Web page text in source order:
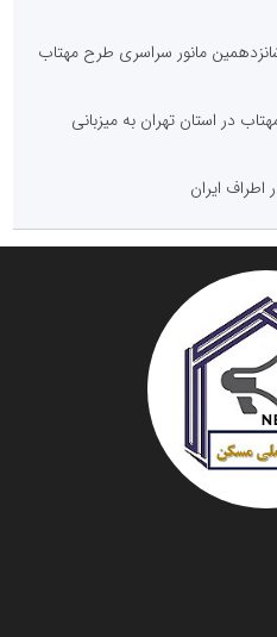
در شانزدهمین مانور سراسری طرح مهتاب
در استان تهران به میزبانی
ایران